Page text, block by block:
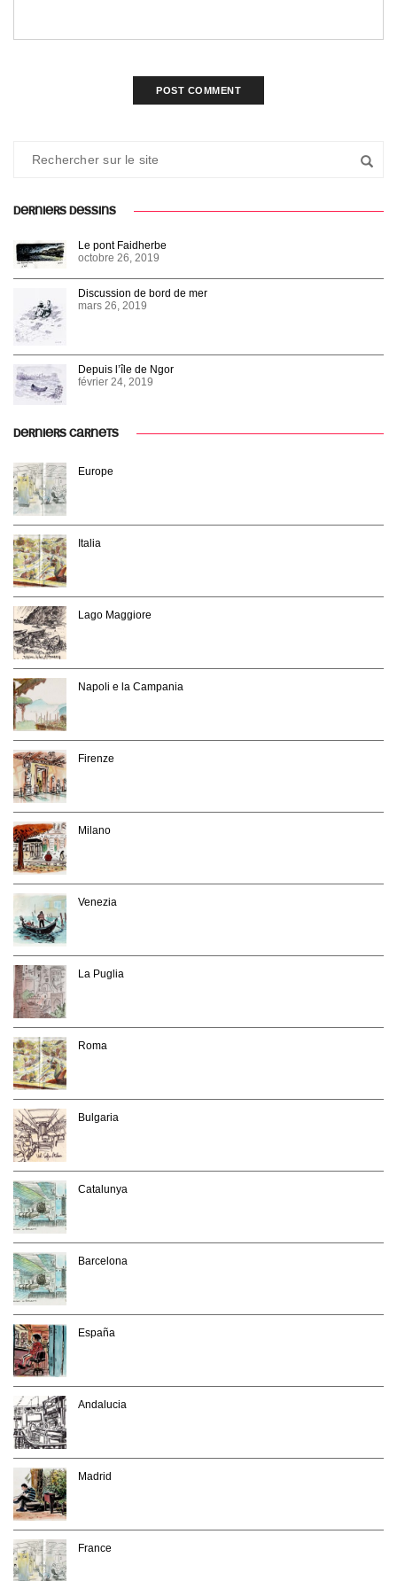
DERNIERS DESSINS
Le pont Faidherbe
octobre 26, 2019
Discussion de bord de mer
mars 26, 2019
Depuis l’île de Ngor
février 24, 2019
DERNIERS CARNETS
Europe
Italia
Lago Maggiore
Napoli e la Campania
Firenze
Milano
Venezia
La Puglia
Roma
Bulgaria
Catalunya
Barcelona
España
Andalucia
Madrid
France